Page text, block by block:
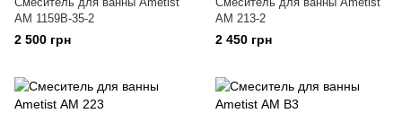
АМ 1159B-35-2
2 500 грн
АМ 213-2
2 450 грн